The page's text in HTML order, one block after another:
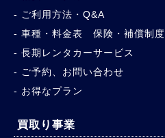
ご利用方法・Q&A
車種・料金表 保険・補償制度
長期レンタカーサービス
ご予約、お問い合わせ
お得なプラン
買取り事業